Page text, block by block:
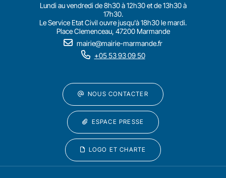
Lundi au vendredi de 8h30 à 12h30 et de 13h30 à
17h30.
Le Service Etat Civil ouvre jusqu'à 18h30 le mardi.
Place Clemenceau, 47200 Marmande
mairie@mairie-marmande.fr
+05 53 93 09 50
NOUS CONTACTER
ESPACE PRESSE
LOGO ET CHARTE